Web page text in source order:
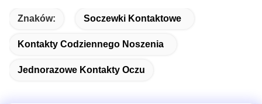
Znaków: Soczewki Kontaktowe
Kontakty Codziennego Noszenia
Jednorazowe Kontakty Oczu